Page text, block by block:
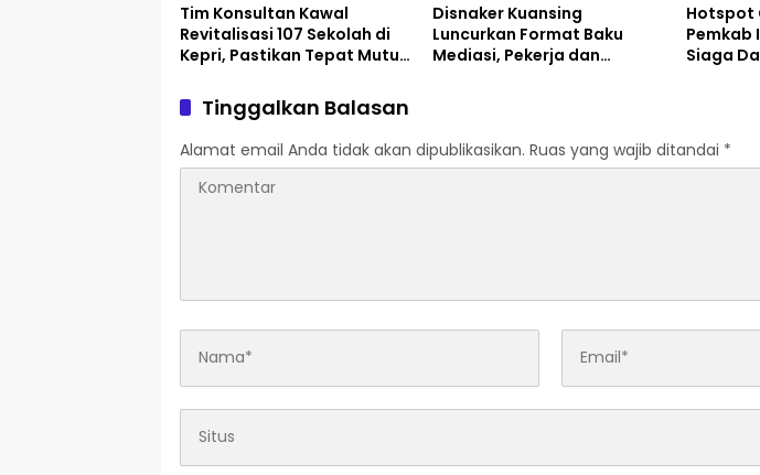
Tim Konsultan Kawal
Revitalisasi 107 Sekolah di
Kepri, Pastikan Tepat Mutu
Disnaker Kuansing
Luncurkan Format Baku
Mediasi, Pekerja dan
Hotspot
Pemkab
Siaga
Tinggalkan Balasan
Alamat email Anda tidak akan dipublikasikan. Ruas yang wajib ditandai *